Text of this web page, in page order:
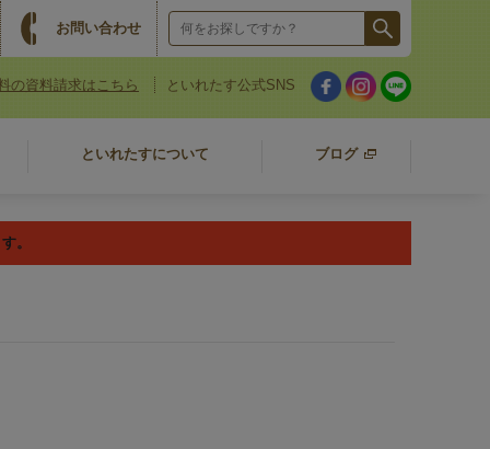
お問い合わせ
の資料請求はこちら といれたす公式SNS
といれたすについて ブログ
。